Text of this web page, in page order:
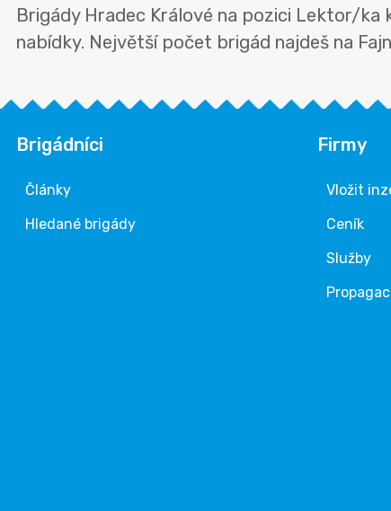
Brigády Hradec Králové na pozici Lektor/
nabídky. Největší počet brigád najdeš na
Brigádníci
Články
Hledané brigády
Firmy
Vložit
Ceník
Služby